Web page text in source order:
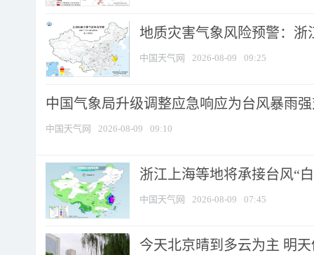
地质灾害气象风险预警：浙
中国天气网 2026-08-09 09:25
中国气象局升级调整应急响应为台风暴雨
中国天气网 2026-08-09 09:10
浙江上海等地将承接台风“
中国天气网 2026-08-09 07:45
今天北京晴到多云为主 明